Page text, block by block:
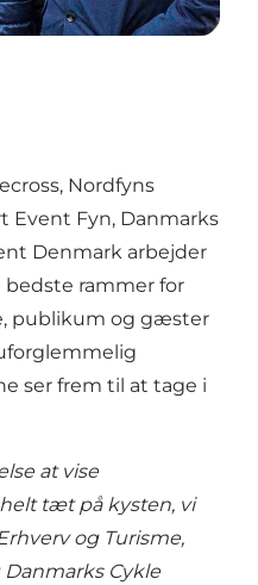
Nordfyns
Event Fyn, Danmarks
Denmark arbejder
rammer for
publikum og gæster
ser frem til at tage i
at vise
tæt på kysten, vi
og Turisme,
Cykle